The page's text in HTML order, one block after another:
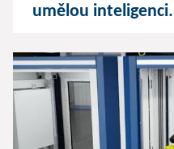
umělou inteligenci.